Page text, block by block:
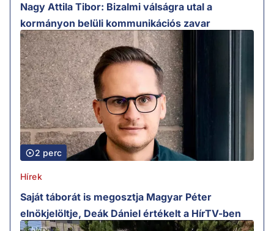
Nagy Attila Tibor: Bizalmi válságra utal a
kormányon belüli kommunikációs zavar
2 perc
Hírek
Saját táborát is megosztja Magyar Péter
elnökjelöltje, Deák Dániel értékelt a HírTV-ben